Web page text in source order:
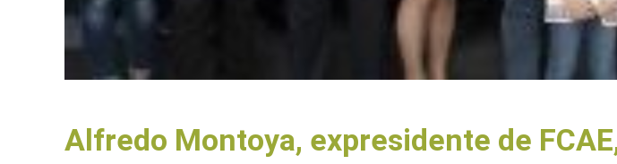
Alfredo Montoya, expresidente de